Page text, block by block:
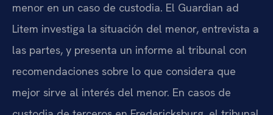
menor en un caso de custodia. El Guardian ad
Litem investiga la situación del menor, entrevista a
las partes, y presenta un informe al tribunal con
recomendaciones sobre lo que considera que
mejor sirve al interés del menor. En casos de